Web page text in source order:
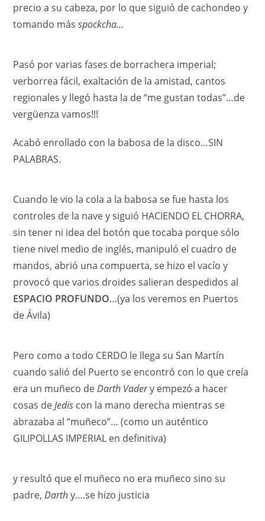
precio a su cabeza, por lo que siguió de cachondeo y
tomando másspockcha…
Pasó por varias fases de borrachera imperial;
verborrea fácil, exaltación de la amistad, cantos
regionales y llegó hasta la de “me gustan todas”…de
vergüenza vamos!!!
Acabó enrollado con la babosa de la disco…SIN
PALABRAS.
Cuando le vio la cola a la babosa se fue hasta los
controles de la nave y siguió HACIENDO EL CHORRA,
sin tener ni idea del botón que tocaba porque sólo
tiene nivel medio de inglés, manipuló el cuadro de
mandos, abrió una compuerta, se hizo el vacío y
provocó que varios droides salieran despedidos al
ESPACIO PROFUNDO…(ya los veremos en Puertos
de Ávila)
Pero como a todo CERDO le llega su San Martín
cuando salió del Puerto se encontró con lo que creía
era un muñeco deDarth Vadery empezó a hacer
cosas deJedis con la mano derecha mientras se
abrazaba al “muñeco”… (como un auténtico
GILIPOLLAS IMPERIAL en definitiva)
y resultó que el muñeco no era muñeco sino su
padre,Darthy….se hizo justicia